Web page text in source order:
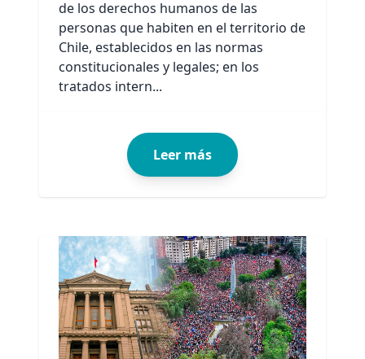
de los derechos humanos de las
personas que habiten en el territorio de
Chile, establecidos en las normas
constitucionales y legales; en los
tratados intern...
Leer más